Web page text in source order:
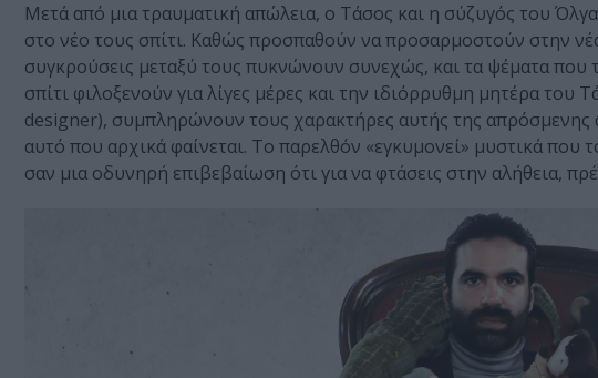
Μετά από μια τραυματική απώλεια, ο Τάσος και η σύζυγός του
στο νέο τους σπίτι. Καθώς προσπαθούν να προσαρμοστούν στην
συγκρούσεις μεταξύ τους πυκνώνουν συνεχώς, και τα ψέματα
σπίτι φιλοξενούν για λίγες μέρες και την ιδιόρρυθμη μητέρα
designer), συμπληρώνουν τους χαρακτήρες αυτής της απρόσμενης
αυτό που αρχικά φαίνεται. Το παρελθόν «εγκυμονεί» μυστικά που
σαν μια οδυνηρή επιβεβαίωση ότι για να φτάσεις στην αλήθεια,